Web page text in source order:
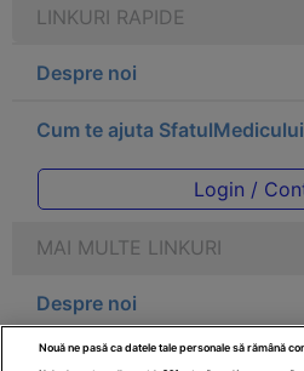
LINKURI RAPIDE
Despre noi
Cum te ajuta SfatulMedicului
Login /
MAI MULTE LINKURI
Despre noi
Legal
Nouă ne pasă ca datele tale personale să rămână